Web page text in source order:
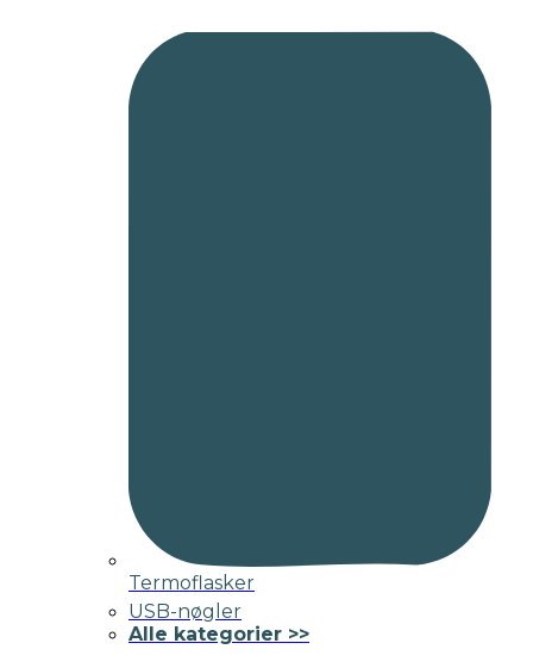
Termoflasker
USB-nøgler
Alle kategorier >>